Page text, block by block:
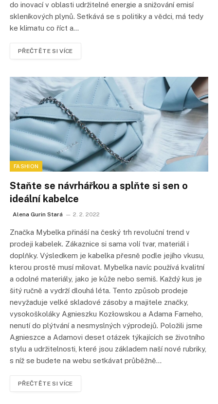
do inovací v oblasti udržitelné energie a snižování emisí
skleníkových plynů. Setkává se s politiky a vědci, má tedy
ke klimatu co říct a…
PŘEČTĚTE SI VÍCE
FASHION
Staňte se návrhářkou a splňte si sen o
ideální kabelce
Alena Gurin Stará 2. 2. 2022
Značka Mybelka přináší na český trh revoluční trend v
prodeji kabelek. Zákaznice si sama volí tvar, materiál i
doplňky. Výsledkem je kabelka přesně podle jejího vkusu,
kterou prostě musí milovat. Mybelka navíc používá kvalitní
a odolné materiály, jako je kůže nebo semiš. Každý kus je
šitý ručně a vydrží dlouhá léta. Tento způsob prodeje
nevyžaduje velké skladové zásoby a majitele značky,
vysokoškoláky Agnieszku Kozłowskou a Adama Farneho,
nenutí do plýtvání a nesmyslných výprodejů. Položili jsme
Agnieszce a Adamovi deset otázek týkajících se životního
stylu a udržitelnosti, které jsou základem naší nové rubriky,
s níž se budete na webu setkávat průběžně…
PŘEČTĚTE SI VÍCE